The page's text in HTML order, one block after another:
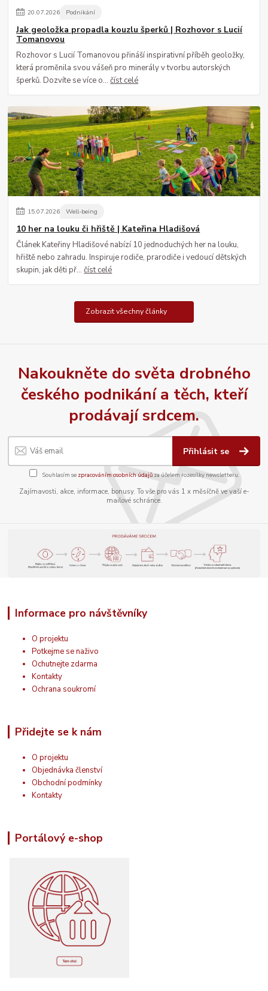
20.07.2026 Podnikání
Jak geoložka propadla kouzlu šperků | Rozhovor s Lucií
Tomanovou
Rozhovor s Lucií Tomanovou přináší inspirativní příběh geoložky,
která proměnila svou vášeň pro minerály v tvorbu autorských
šperků. Dozvíte se více o...číst celé
15.07.2026 Well-being
10 her na louku či hřiště | Kateřina Hladišová
Článek Kateřiny Hladišové nabízí 10 jednoduchých her na louku,
hřiště nebo zahradu. Inspiruje rodiče, prarodiče i vedoucí dětských
skupin, jak děti př...číst celé
Zobrazit všechny články
Nakoukněte do světa drobného
českého podnikání a těch, kteří
prodávají srdcem.
Přihlásit se
Souhlasím se zpracováním osobních údajůza účelem rozesílky newsletteru.
Zajímavosti, akce, informace, bonusy. To vše pro vás 1 x měsíčně ve vaší e-
mailové schránce.
Informace pro návštěvníky
O projektu
Potkejme se naživo
Ochutnejte zdarma
Kontakty
Ochrana soukromí
Přidejte se k nám
O projektu
Objednávka členství
Obchodní podmínky
Kontakty
Portálový e-shop